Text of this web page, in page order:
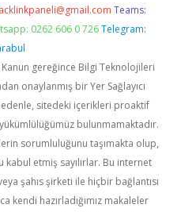
Teams:
0262 606 0 726 Telegram:
Kanun gereğince Bilgi Teknolojileri
onaylanmış bir Yer Sağlayıcı
sitedeki içerikleri proaktif
bulunmamaktadır.
sorumluluğunu taşımakta olup,
etmiş sayılırlar. Bu internet
şahıs şirketi ile hiçbir bağlantısı
kendi hazırladığımız makaleler